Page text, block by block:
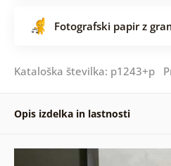
Fotografski papir z
Kataloška številka: p1243+p
Opis izdelka in lastnosti